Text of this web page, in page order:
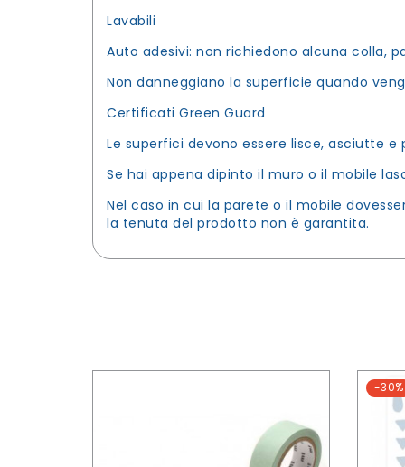
Lavabili
Auto adesivi: non richiedono alcuna colla,
Non danneggiano la superficie quando
Certificati Green Guard
Le superfici devono essere lisce, asciutte e
Se hai appena dipinto il muro o il mobile
Nel caso in cui la parete o il mobile
la tenuta del prodotto non è garantita.
-30%